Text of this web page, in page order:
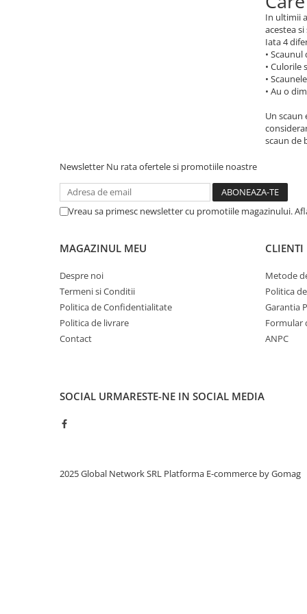
In ultimii
acestea
Iata 4
•
• Culorile
•
• Au o
Un
scaun de
Newsletter Nu rata ofertele si promotiile noastre
Vreau sa primesc newsletter cu promotiile magazinului.
MAGAZINUL MEU
Despre noi
Termeni si Conditii
Politica de Confidentialitate
Politica de livrare
Contact
CLIENTI
Metode
Politica
Garantia
Formular
ANPC
SOCIAL URMARESTE-NE IN SOCIAL MEDIA
2025 Global Network SRL Platforma E-commerce by Gomag